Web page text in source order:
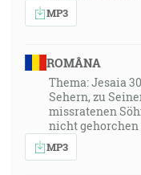
MP3
ROMÂNA
Thema: Jesaia
Sehern, zu
missratenen
nicht gehorchen
MP3